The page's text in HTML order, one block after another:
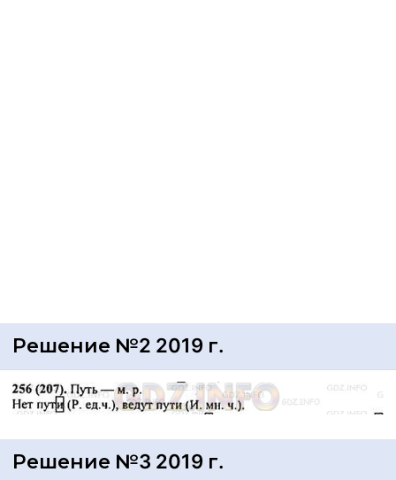
Решение №2 2019 г.
Решение №3 2019 г.